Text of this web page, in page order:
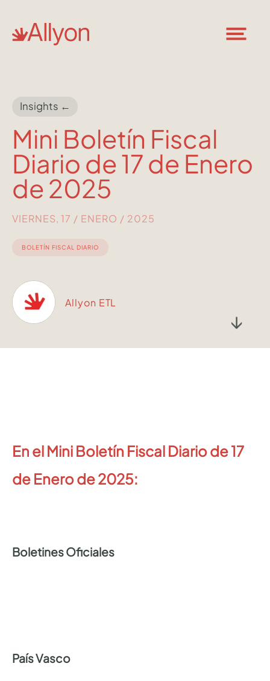
↓
Insights ←
Mini Boletín Fiscal
Diario de 17 de Enero
de 2025
VIERNES, 17 / ENERO / 2025
BOLETÍN FISCAL DIARIO
Allyon ETL
En el Mini Boletín Fiscal Diario de 17
de Enero de 2025:
Boletines Oficiales
País Vasco